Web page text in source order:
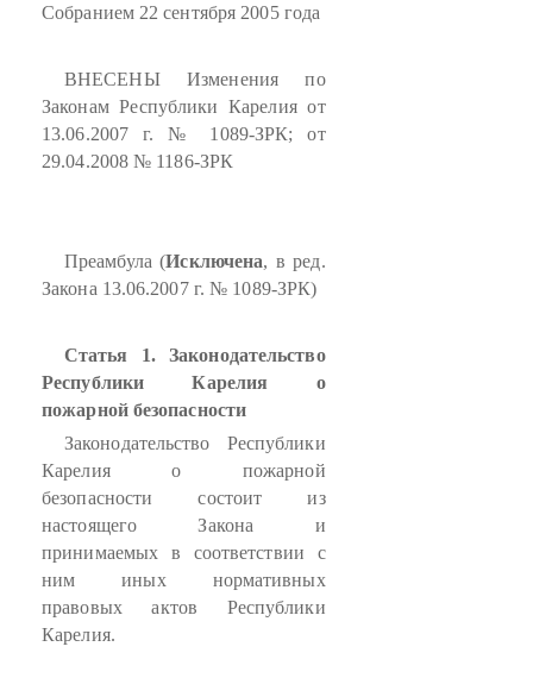
Собранием 22 сентября 2005 года
ВНЕСЕНЫ Изменения по
Законам Республики Карелия от
13.06.2007 г. № 1089-ЗРК; от
29.04.2008 № 1186-ЗРК
Преамбула (Исключена, в ред.
Закона 13.06.2007 г. № 1089-ЗРК)
Статья 1. Законодательство
Республики Карелия о
пожарной безопасности
Законодательство Республики
Карелия о пожарной
безопасности состоит из
настоящего Закона и
принимаемых в соответствии с
ним иных нормативных
правовых актов Республики
Карелия.